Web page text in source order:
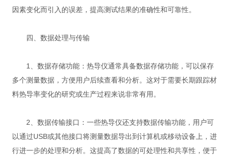
因素变化而引入的误差，提高测试结果的准确性和可靠性。
四、数据处理与传输
1、数据存储功能：热导仪通常具备数据存储功能，可以保存
多个测量数据，方便用户后续查看和分析。这对于需要长期跟踪材
料热导率变化的研究或生产过程来说非常有用。
2、数据传输接口：一些热导仪还支持数据传输功能，用户可
以通过USB或其他接口将测量数据导出到计算机或移动设备上，进
行进一步的处理和分析。这提高了数据的可处理性和共享性，便于